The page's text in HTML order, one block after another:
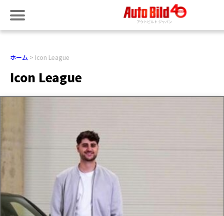
ホーム Icon League
Icon League